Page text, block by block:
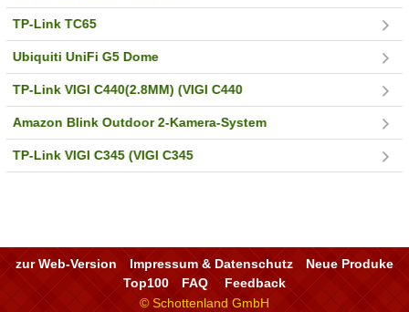
TP-Link TC65
Ubiquiti UniFi G5 Dome
TP-Link VIGI C440(2.8MM) (VIGI C440
Amazon Blink Outdoor 2-Kamera-System
TP-Link VIGI C345 (VIGI C345
zur Web-Version Impressum & Datenschutz
Neue Produke
Top100
FAQ
Feedback
© Schottenland GmbH